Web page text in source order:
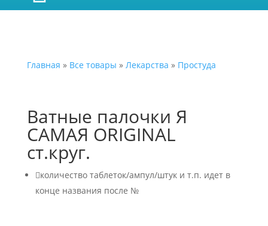
Главная » Все товары » Лекарства » Простуда
Ватные палочки Я
САМАЯ ORIGINAL
ст.круг.
количество таблеток/ампул/штук и т.п. идет в
конце названия после №